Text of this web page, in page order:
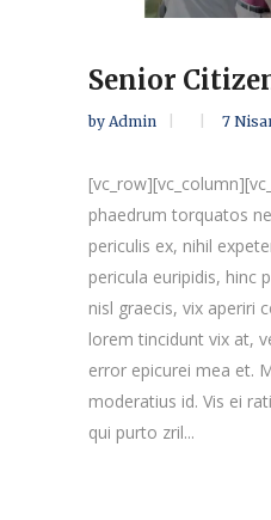
Senior
by Admin 7
phaedrum torquatos
periculis ex, nihil
pericula euripidis, hinc
nisl graecis, vix aperiri
lorem tincidunt vix at,
error epicurei mea et.
moderatius id. Vis ei
qui purto zril...